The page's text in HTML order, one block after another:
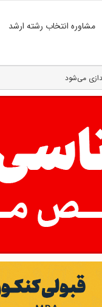
مشاوره انتخاب رشته ارشد
می‌شود